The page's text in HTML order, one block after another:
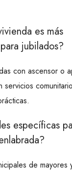
es más
jubilados?
con ascensor o
servicios
específicas
de mayores